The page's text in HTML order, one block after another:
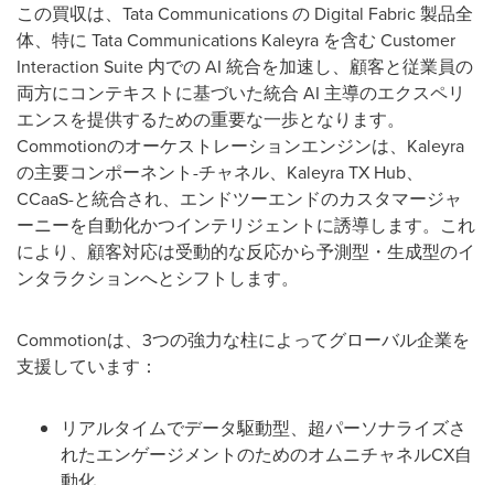
この買収は、Tata Communications の Digital Fabric 製品全
体、特に Tata Communications Kaleyra を含む Customer
Interaction Suite 内での AI 統合を加速し、顧客と従業員の
両方にコンテキストに基づいた統合 AI 主導のエクスペリ
エンスを提供するための重要な一歩となります。
Commotionのオーケストレーションエンジンは、Kaleyra
の主要コンポーネント-チャネル、Kaleyra TX Hub、
CCaaS-と統合され、エンドツーエンドのカスタマージャ
ーニーを自動化かつインテリジェントに誘導します。これ
により、顧客対応は受動的な反応から予測型・生成型のイ
ンタラクションへとシフトします。
Commotionは、3つの強力な柱によってグローバル企業を
支援しています：
リアルタイムでデータ駆動型、超パーソナライズさ
れたエンゲージメントのためのオムニチャネルCX自